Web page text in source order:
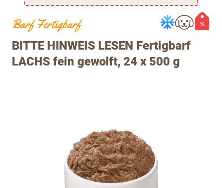
%
Barf Fertigbarf
BITTE HINWEIS LESEN Fertigbarf
LACHS fein gewolft, 24 x 500 g